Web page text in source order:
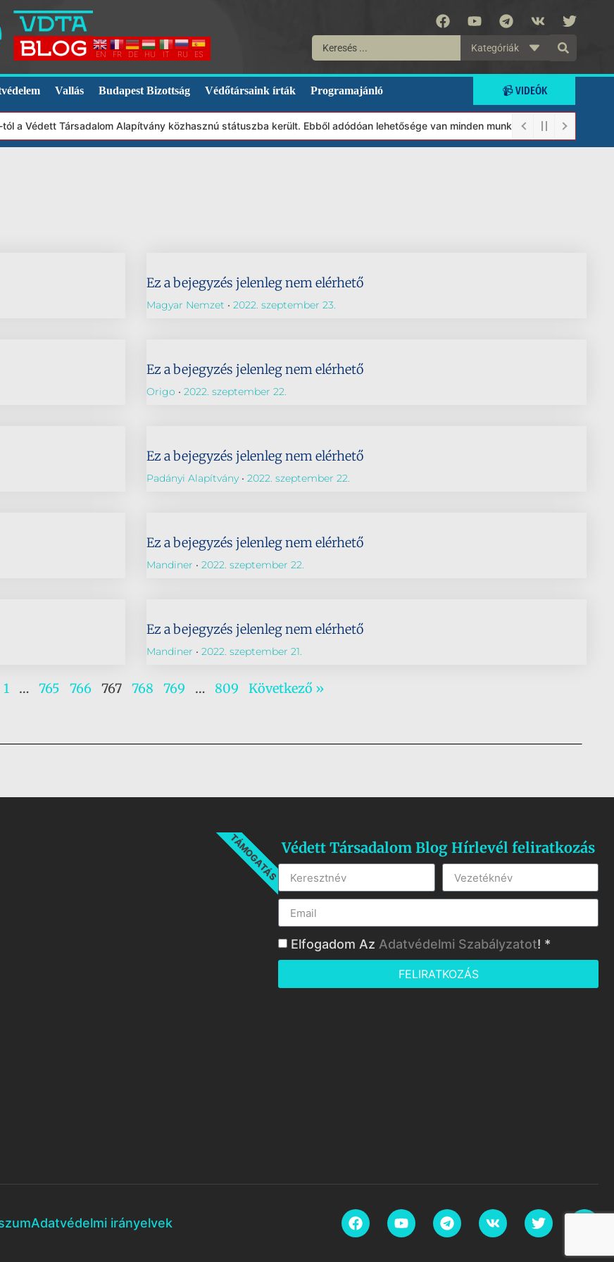
EN FR DE HU IT RU ES
Kategóriák
Vallás Budapest Bizottság Védőtársaink írták Programajánló 📹 VIDEÓK
Védett Társadalom Alapítvány közhasznú státuszba került. Ebből adódóan lehetősége van minden munkánkat segíteni
Ez a bejegyzés jelenleg nem elérhető
Magyar Nemzet 2022. szeptember 23.
Ez a bejegyzés jelenleg nem elérhető
Origo 2022. szeptember 22.
Ez a bejegyzés jelenleg nem elérhető
Padányi Alapítvány 2022. szeptember 22.
Ez a bejegyzés jelenleg nem elérhető
Mandiner 2022. szeptember 22.
Ez a bejegyzés jelenleg nem elérhető
Mandiner 2022. szeptember 21.
1 … 765 766 767 768 769 … 809 Következő »
TÁMOGATÁSVédett Társadalom Blog Hírlevél feliratkozás
Elfogadom Az Adatvédelmi Szabályzatot! *
FELIRATKOZÁS
Adatvédelmi irányelvek